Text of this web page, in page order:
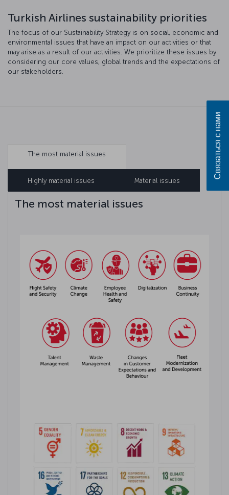
Turkish Airlines sustainability priorities
The focus of our Sustainability Strategy is on social, economic and
environmental issues that have an impact on our activities or that
may arise as a result of our activities. We prioritize these issues by
considering our core values, global trends and the expectations of
our stakeholders.
The most material issues
Highly material issues Material issues
The most material issues
Связаться с нами